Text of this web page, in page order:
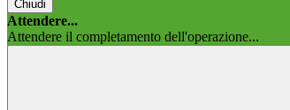
Chiudi
Attendere...
Attendere il completamento dell'operazione...